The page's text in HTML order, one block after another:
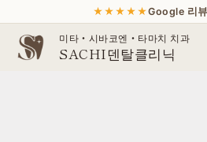
★★★★★Google 리
Skip
미타・시바코엔・타마치 치과
SACHI덴탈클리닉